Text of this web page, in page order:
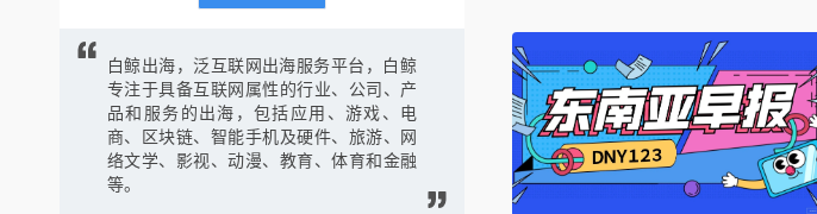
白鲸出海，泛互联网出海服务平台，白鲸
专注于具备互联网属性的行业、公司、产
品和服务的出海，包括应用、游戏、电
商、区块链、智能手机及硬件、旅游、网
络文学、影视、动漫、教育、体育和金融
等。